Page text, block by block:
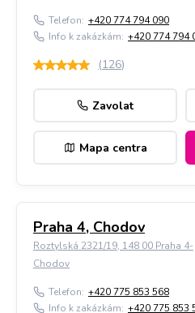
Telefon: +420 774 794 090
Info k zakázkám: +420 774 794
(126)
Zavolat
Mapa centra
Praha 4, Chodov
Roztylská 2321/19, 148 00 Praha 4-
Chodov
Telefon: +420 775 853 568
Info k zakázkám: +420 775 853